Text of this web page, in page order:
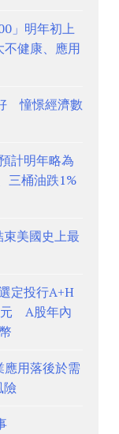
」明年初上
健康、應用
憧憬經濟數
計明年略為
三桶油跌1%
美國史上最
定投行A+H
元 A股年內
用落後於需